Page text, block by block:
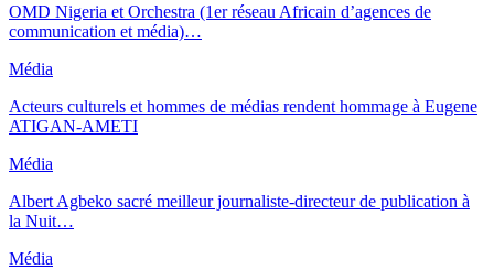
OMD Nigeria et Orchestra (1er réseau Africain d’agences de
communication et média)…
Média
Acteurs culturels et hommes de médias rendent hommage à Eugene
ATIGAN-AMETI
Média
Albert Agbeko sacré meilleur journaliste-directeur de publication à
la Nuit…
Média